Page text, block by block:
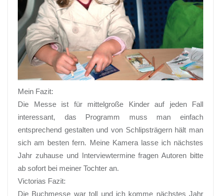
Mein Fazit:
Die Messe ist für mittelgroße Kinder auf jeden Fall
interessant, das Programm muss man einfach
entsprechend gestalten und von Schlipsträgern hält man
sich am besten fern. Meine Kamera lasse ich nächstes
Jahr zuhause und Interviewtermine fragen Autoren bitte
ab sofort bei meiner Tochter an.
Victorias Fazit:
Die Buchmesse war toll und ich komme nächstes Jahr